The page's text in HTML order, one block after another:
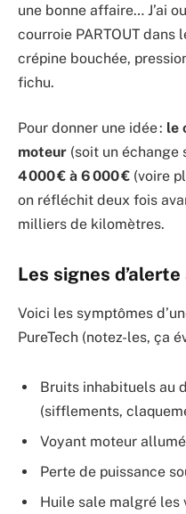
une bonne affaire… J’ai
courroie PARTOUT dans
crépine bouchée,
fichu.
Pour donner une idée : le
moteur (soit un échange
4 000 € à 6 000 € (voire
on réfléchit deux fois
milliers de kilomètres.
Les signes
Voici les symptômes
PureTech (notez-les, ça
Bruits inhabituels au
(sifflements,
Voyant moteur
Perte de puissance
Huile sale malgré les